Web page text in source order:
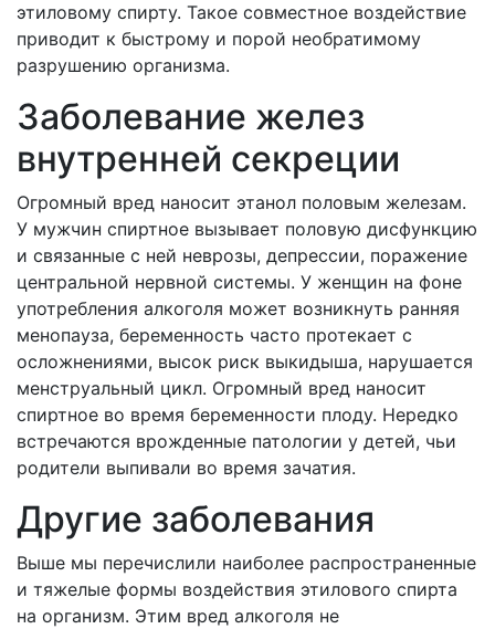
этиловому спирту. Такое совместное воздействие
приводит к быстрому и порой необратимому
разрушению организма.
Заболевание желез
внутренней секреции
Огромный вред наносит этанол половым железам.
У мужчин спиртное вызывает половую дисфункцию
и связанные с ней неврозы, депрессии, поражение
центральной нервной системы. У женщин на фоне
употребления алкоголя может возникнуть ранняя
менопауза, беременность часто протекает с
осложнениями, высок риск выкидыша, нарушается
менструальный цикл. Огромный вред наносит
спиртное во время беременности плоду. Нередко
встречаются врожденные патологии у детей, чьи
родители выпивали во время зачатия.
Другие заболевания
Выше мы перечислили наиболее распространенные
и тяжелые формы воздействия этилового спирта
на организм. Этим вред алкоголя не